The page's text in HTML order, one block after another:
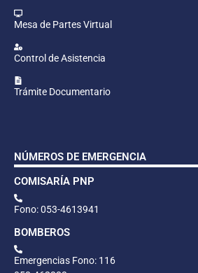
Mesa de Partes Virtual
Control de Asistencia
Trámite Documentario
NÚMEROS DE EMERGENCIA
COMISARÍA PNP
Fono: 053-4613941
BOMBEROS
Emergencias Fono: 116